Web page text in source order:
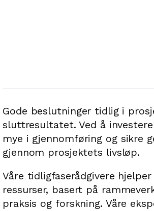
Gode beslutninger tidlig i
sluttresultatet. Ved å
mye i gjennomføring og sikre
gjennom prosjektets livsløp.
Våre tidligfaserådgivere
ressurser, basert på
praksis og forskning. Våre